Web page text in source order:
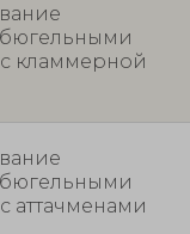
кламмерной
аттачменами